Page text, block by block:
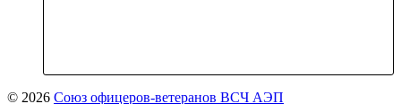
© 2026 Союз офицеров-ветеранов ВСЧ АЭП